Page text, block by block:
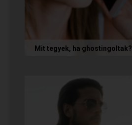
Mit tegyek, ha ghostingoltak?